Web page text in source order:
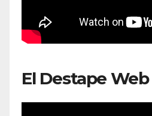
El Destape